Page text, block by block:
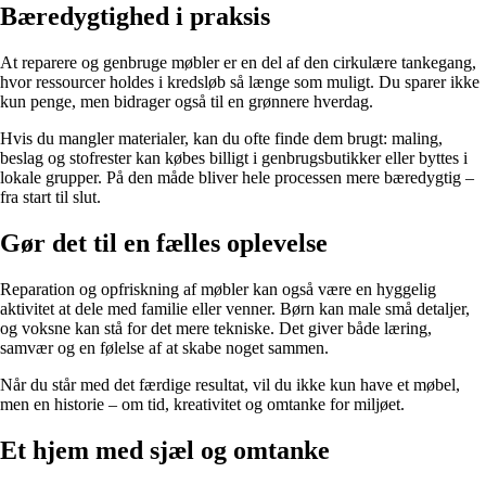
Bæredygtighed i praksis
At reparere og genbruge møbler er en del af den cirkulære tankegang,
hvor ressourcer holdes i kredsløb så længe som muligt. Du sparer ikke
kun penge, men bidrager også til en grønnere hverdag.
Hvis du mangler materialer, kan du ofte finde dem brugt: maling,
beslag og stofrester kan købes billigt i genbrugsbutikker eller byttes i
lokale grupper. På den måde bliver hele processen mere bæredygtig –
fra start til slut.
Gør det til en fælles oplevelse
Reparation og opfriskning af møbler kan også være en hyggelig
aktivitet at dele med familie eller venner. Børn kan male små detaljer,
og voksne kan stå for det mere tekniske. Det giver både læring,
samvær og en følelse af at skabe noget sammen.
Når du står med det færdige resultat, vil du ikke kun have et møbel,
men en historie – om tid, kreativitet og omtanke for miljøet.
Et hjem med sjæl og omtanke